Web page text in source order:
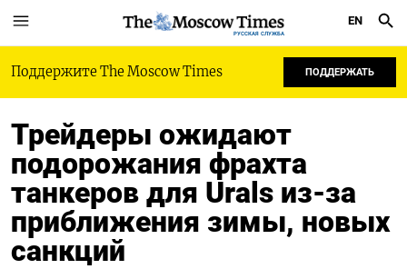
РУССКАЯ СЛУЖБА
EN
Поддержите The Moscow Times ПОДДЕРЖАТЬ
Трейдеры ожидают
подорожания фрахта
танкеров для Urals из-за
приближения зимы, новых
санкций